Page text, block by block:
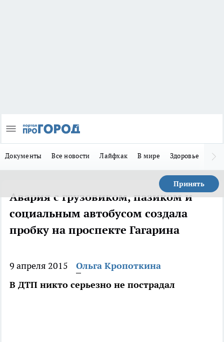
Документы Все новости Лайфхак В мире Здоровье
Принять
Авария с грузовиком, пазиком и
социальным автобусом создала
пробку на проспекте Гагарина
9 апреля 2015
Ольга Кропоткина
В ДТП никто серьезно не пострадал